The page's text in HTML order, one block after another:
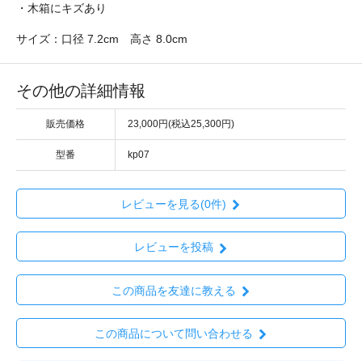
・木箱にキズあり
サイズ：口径 7.2cm 高さ 8.0cm
その他の詳細情報
販売価格 23,000円(税込25,300円)
型番 kp07
レビューを見る(0件)
レビューを投稿
この商品を友達に教える
この商品について問い合わせる